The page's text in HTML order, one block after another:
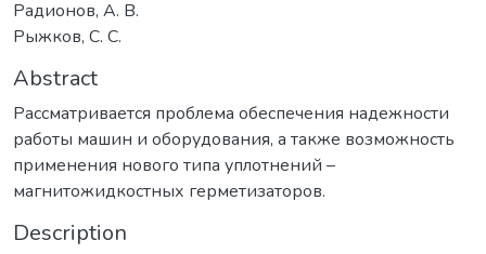
Радионов, А. В.
Рыжков, С. С.
Abstract
Рассматривается проблема обеспечения надежности
работы машин и оборудования, а также возможность
применения нового типа уплотнений –
магнитожидкостных герметизаторов.
Description